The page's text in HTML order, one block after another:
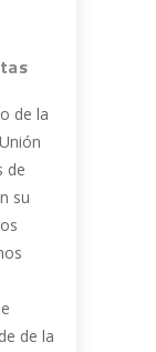
de la
de
su
de la